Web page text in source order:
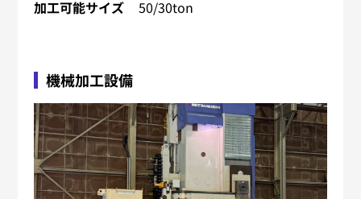
加工可能サイズ 50/30ton
機械加工設備